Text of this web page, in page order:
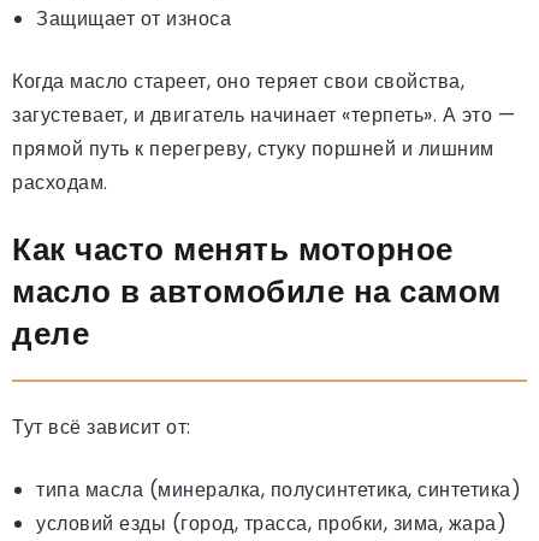
Защищает от износа
Когда масло стареет, оно теряет свои свойства,
загустевает, и двигатель начинает «терпеть». А это —
прямой путь к перегреву, стуку поршней и лишним
расходам.
Как часто менять моторное
масло в автомобиле на самом
деле
Тут всё зависит от:
типа масла (минералка, полусинтетика, синтетика)
условий езды (город, трасса, пробки, зима, жара)